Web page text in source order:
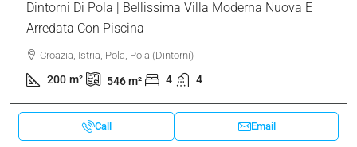
Dintorni Di Pola | Bellissima Villa Moderna Nuova E
Arredata Con Piscina
Croazia, Istria, Pola, Pola (Dintorni)
200 m² 546m² 4 4
Call Email